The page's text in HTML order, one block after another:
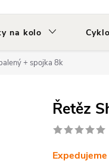
na kolo
+ spojka 8k
Řetěz